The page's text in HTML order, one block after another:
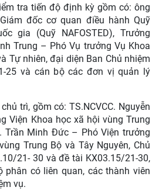
tra tiến độ định kỳ gồm có: ông
đốccơ quan điều hành Quỹ
gia (Quỹ NAFOSTED), Trưởng
Trung – Phó Vụ trưởng Vụ Khoa
Tự nhiên, đại diện Ban Chủ nhiệm
25 và cán bộ các đơn vị quản lý
gồm có: TS.NCVCC. Nguyễn
Viện Khoa học xã hội vùng Trung
Trần Minh Đức – Phó Viện trưởng
Trung Bộ và Tây Nguyên, Chủ
21- 30 và đề tài KX03.15/21-30,
phân có liên quan, các thành viên
vụ.